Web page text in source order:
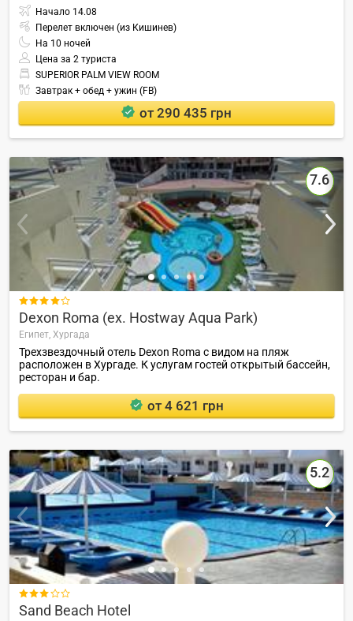
Начало 14.08
Перелет включен (из Кишинев)
На 10 ночей
Цена за 2 туриста
SUPERIOR PALM VIEW ROOM
Завтрак + обед + ужин (FB)
от 290 435 грн
7.6

Dexon Roma (ex. Hostway Aqua Park)
Египет, Хургада
Трехзвездочный отель Dexon Roma с видом на пляж
расположен в Хургаде. К услугам гостей открытый бассейн,
ресторан и бар.
от 4 621 грн
5.2

Sand Beach Hotel